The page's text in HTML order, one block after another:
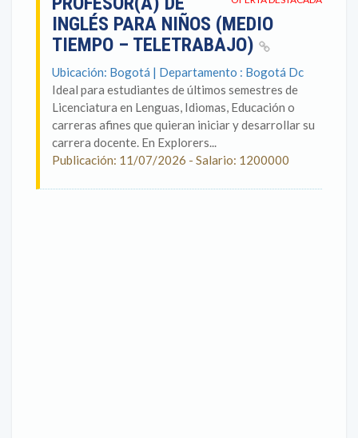
INGLÉS PARA NIÑOS (MEDIO
TIEMPO – TELETRABAJO)
Ubicación: Bogotá | Departamento : Bogotá Dc
Ideal para estudiantes de últimos semestres de
Licenciatura en Lenguas, Idiomas, Educación o
carreras afines que quieran iniciar y desarrollar su
carrera docente. En Explorers...
Publicación: 11/07/2026 - Salario: 1200000